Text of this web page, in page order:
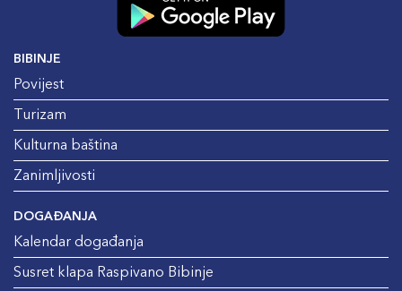
BIBINJE
Povijest
Turizam
Kulturna baština
Zanimljivosti
DOGAĐANJA
Kalendar događanja
Susret klapa Raspivano Bibinje